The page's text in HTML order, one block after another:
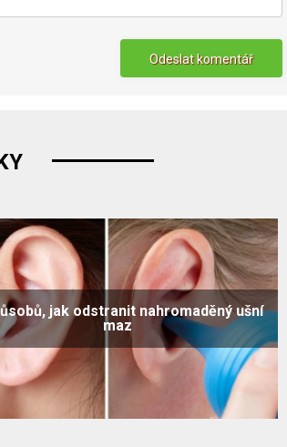
jak odstranit nahromaděný ušní
maz